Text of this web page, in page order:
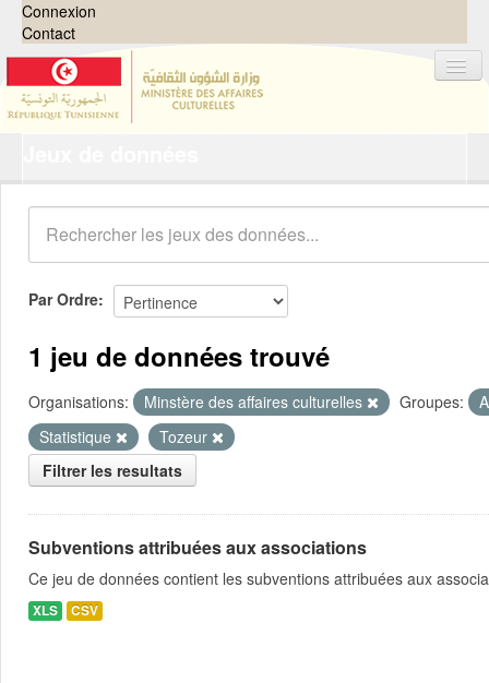
Connexion
Contact
Organisations
Groupes
Demandes 0
À propos
Par Ordre
1 jeu de données trouvé
Organisations: Minstère des affaires culturelles Groupes:
Statistique
Tozeur
Filtrer les resultats
Subventions attribuées aux associations
Ce jeu de données contient les subventions attribuées aux
XLS CSV